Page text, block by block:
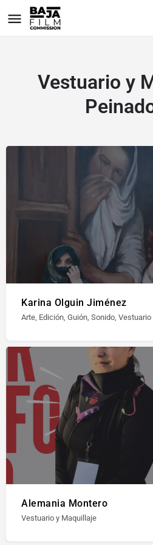
Vestuario y
Karina Olguin Jiménez
Arte, Edición, Guión, Sonido,
Alemania Montero
Vestuario y Maquillaje